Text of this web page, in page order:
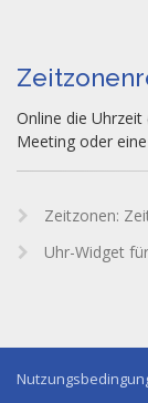
Online die
Meeting oder
Zeitzonen:
Uhr-Widget